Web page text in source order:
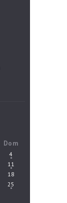
Dom
4
11
18
25